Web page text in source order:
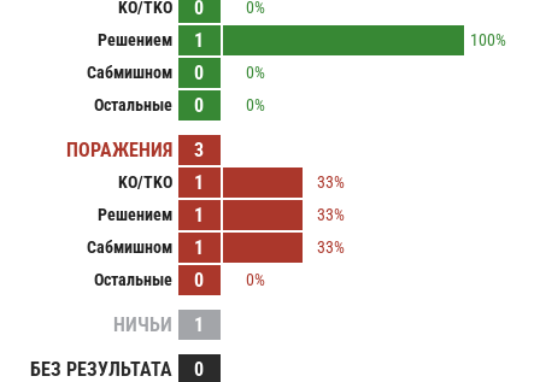
KO/TKO 0
0%
Решением
1
100%
Сабмишном
0
0%
Остальные
0 0%
ПОРАЖЕНИЯ 3
KO/TKO 1
33%
Решением
1
33%
Сабмишном
1
33%
Остальные
0 0%
НИЧЬИ
1
БЕЗ РЕЗУЛЬТАТА
0